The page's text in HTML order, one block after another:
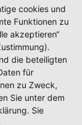
cookies und
Funktionen zu
akzeptieren“
die beteiligten
für
zu Zweck,
Sie unter dem
Sie